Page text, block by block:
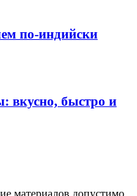
по-индийски
вкусно, быстро и